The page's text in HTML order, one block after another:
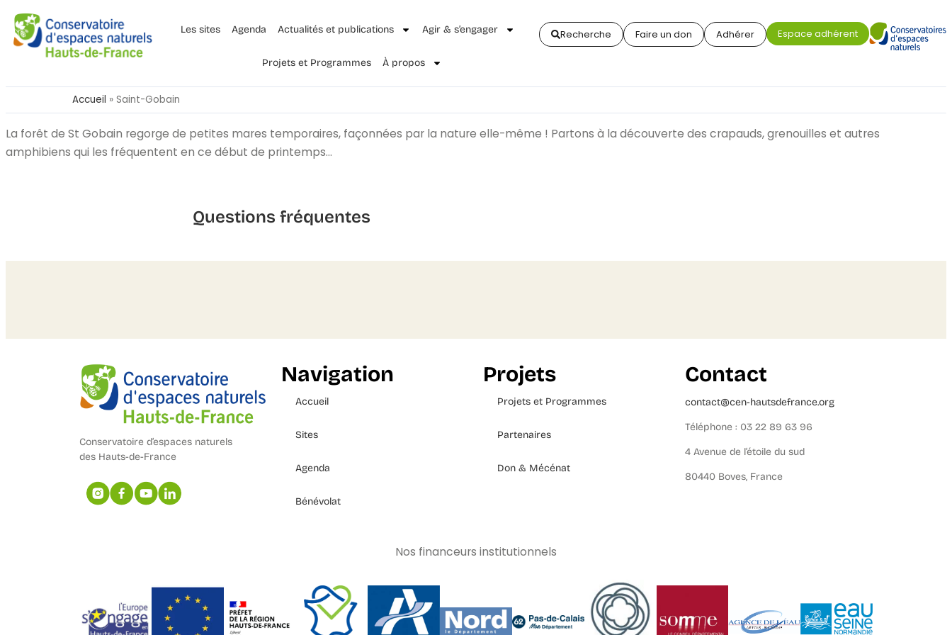
Les sites Agenda Actualités et publications Agir & s’engager
Projets et Programmes À propos
Recherche Faire un don Adhérer Espace adhérent
Accueil » Saint-Gobain
La forêt de St Gobain regorge de petites mares temporaires, façonnées par la nature elle-même ! Partons à la découverte des crapauds, grenouilles et autres
amphibiens qui les fréquentent en ce début de printemps…
Questions fréquentes
Conservatoire d’espaces naturels
des Hauts-de-France
Navigation
Accueil
Sites
Agenda
Bénévolat
Projets
Projets et Programmes
Partenaires
Don & Mécénat
Contact
contact@cen-hautsdefrance.org
Téléphone : 03 22 89 63 96
4 Avenue de l’étoile du sud
80440 Boves, France
Nos financeurs institutionnels